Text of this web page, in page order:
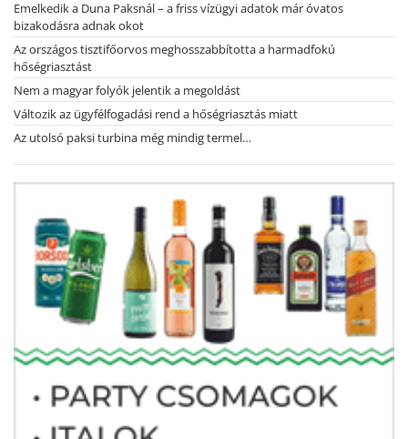
Emelkedik a Duna Paksnál – a friss vízügyi adatok már óvatos
bizakodásra adnak okot
Az országos tisztifőorvos meghosszabbította a harmadfokú
hőségriasztást
Nem a magyar folyók jelentik a megoldást
Változik az ügyfélfogadási rend a hőségriasztás miatt
Az utolsó paksi turbina még mindig termel…